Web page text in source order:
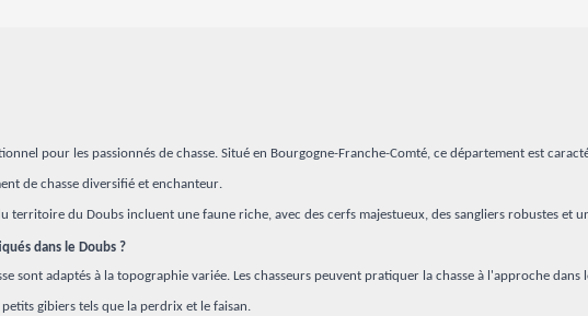
pour les passionnés de chasse. Situé en Bourgogne-Franche-Comté, ce département est
de chasse diversifié et enchanteur.
territoire du Doubs incluent une faune riche, avec des cerfs majestueux, des sangliers robustes et
dans le Doubs ?
sont adaptés à la topographie variée. Les chasseurs peuvent pratiquer la chasse à l'approche
gibiers tels que la perdrix et le faisan.